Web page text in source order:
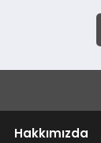
Hakkımızda